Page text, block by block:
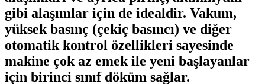
gibi alaşımlar için de idealdir. Vakum,
yüksek basınç (çekiç basıncı) ve diğer
otomatik kontrol özellikleri sayesinde
makine çok az emek ile yeni başlayanlar
için birinci sınıf döküm sağlar.